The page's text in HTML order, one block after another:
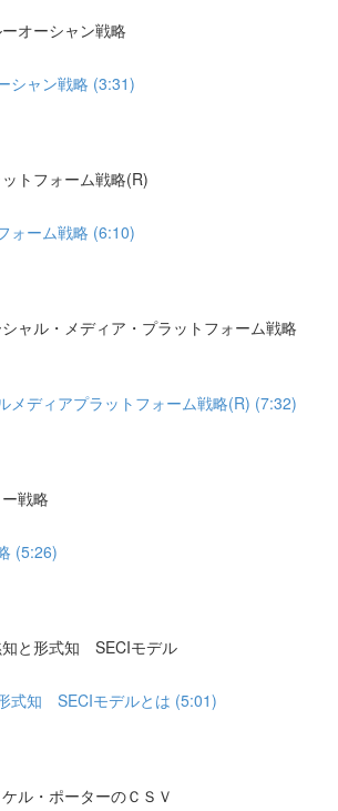
オーシャン戦略
シャン戦略 (3:31)
トフォーム戦略(R)
ォーム戦略 (6:10)
ャル・メディア・プラットフォーム戦略
メディアプラットフォーム戦略(R) (7:32)
戦略
(5:26)
と形式知 SECIモデル
式知 SECIモデルとは (5:01)
ル・ポーターのＣＳＶ